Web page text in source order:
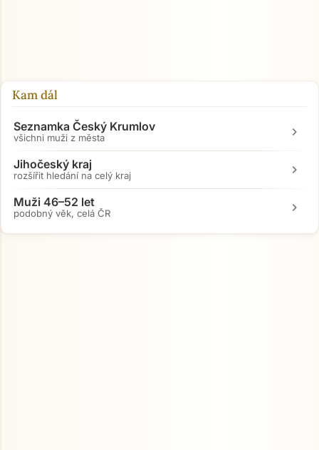
Kam dál
Seznamka Český Krumlov
všichni muži z města chevron_right
Jihočeský kraj
rozšířit hledání na celý kraj chevron_right
Muži 46–52 let
podobný věk, celá ČR chevron_right